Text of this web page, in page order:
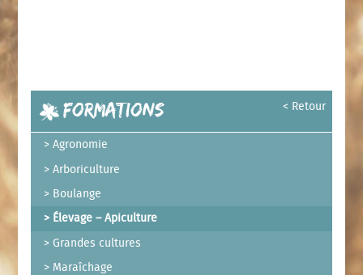
< Retour
Formations
Agronomie
Arboriculture
Boulange
Élevage – Apiculture
Grandes cultures
Maraîchage